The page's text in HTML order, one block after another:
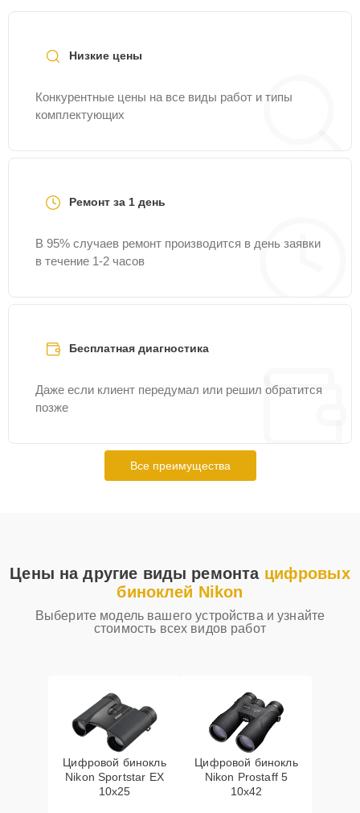
Низкие цены
Конкурентные цены на все виды работ и типы
комплектующих
Ремонт за 1 день
В 95% случаев ремонт производится в день заявки
в течение 1-2 часов
Бесплатная диагностика
Даже если клиент передумал или решил обратится
позже
Все преимущества
Цены на другие виды ремонта цифровых
биноклей Nikon
Выберите модель вашего устройства и узнайте
стоимость всех видов работ
Цифровой бинокль
Nikon Sportstar EX
10x25
Цифровой бинокль
Nikon Prostaff 5
10x42